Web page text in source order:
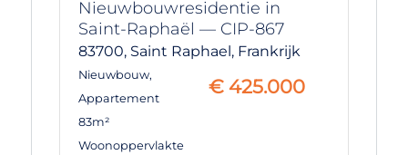
Nieuwbouwresidentie in
Saint-Raphaël — CIP-867
83700, Saint Raphael, Frankrijk
Nieuwbouw,
Appartement
83m²
Woonoppervlakte
€ 425.000